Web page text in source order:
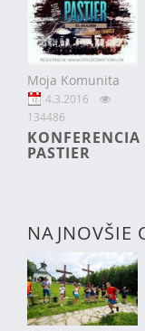
Moja Komunita
4.3.2016
134486
KONFERENCIA
PASTIER
NAJNOVŠIE